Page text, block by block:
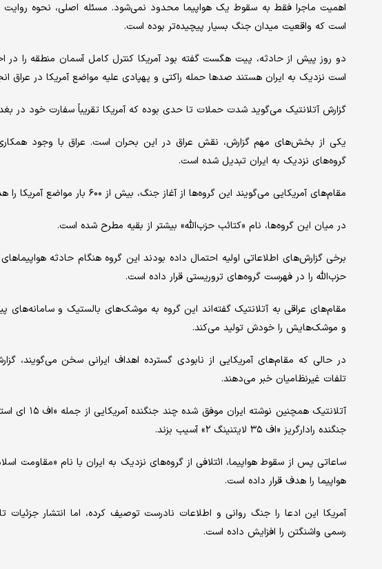
اهمیت ماجرا فقط به سقوط یک هواپیما محدود نمی‌شود. مسئله اصلی، نحوه روایت
است که واقعیت میدان جنگ بسیار پیچیده‌تر بوده است.
دو روز پیش از حادثه، پیت هگست گفته بود آمریکا کنترل کامل آسمان منطقه را در
است نزدیک به ایران هستند صدها حمله راکتی و پهپادی علیه مواضع آمریکا در عراق
گزارش آتلانتیک می‌گوید شدت حملات تا حدی بوده که آمریکا تقریباً سفارت خود در
یکی از بخش‌های مهم گزارش، نقش عراق در این بحران است. عراق با وجود همکاری
گروه‌های نزدیک به ایران تبدیل شده است.
مقام‌های آمریکایی می‌گویند این گروه‌ها از آغاز جنگ، بیش از ۶۰۰ بار مواضع آمریکا را هدف قرار داده‌اند.
در میان این گروه‌ها، نام «کتائب حزب‌الله» بیشتر از بقیه مطرح شده است.
برخی گزارش‌های اطلاعاتی اولیه احتمال داده بودند این گروه هنگام حادثه
حزب‌الله را در فهرست گروه‌های تروریستی قرار داده است.
مقام‌های عراقی به آتلانتیک گفته‌اند این گروه به موشک‌های بالستیک و سامانه‌های
و موشک‌هایش را خودش تولید می‌کند.
در حالی که مقام‌های آمریکایی از نابودی گسترده اهداف ایرانی سخن می‌گویند،
تلفات غیرنظامیان خبر می‌دهند.
جنگنده رادارگریز «اف ۳۵ لایتنینگ ۲» آسیب بزند.
ساعاتی پس از سقوط هواپیما، ائتلافی از گروه‌های نزدیک به ایران با نام «مقاومت
هواپیما را هدف قرار داده است.
آمریکا این ادعا را جنگ روانی و اطلاعات نادرست توصیف کرده، اما انتشار جزئیات
رسمی واشنگتن را افزایش داده است.